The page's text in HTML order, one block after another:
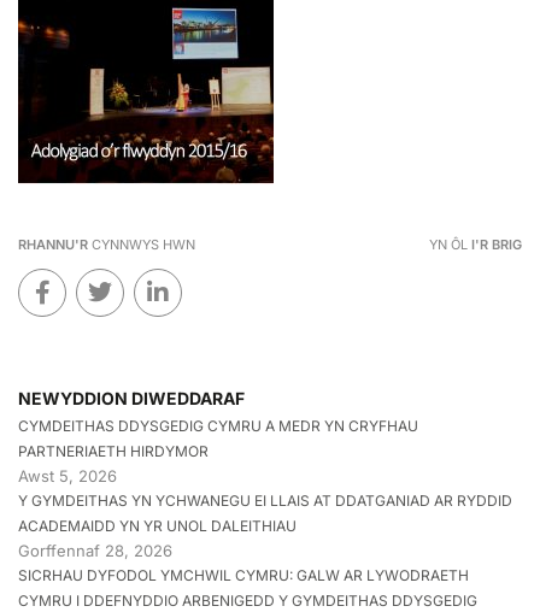
RHANNU'R CYNNWYS HWN YN ÔL I'R BRIG
NEWYDDION DIWEDDARAF
CYMDEITHAS DDYSGEDIG CYMRU A MEDR YN CRYFHAU
PARTNERIAETH HIRDYMOR
Awst 5, 2026
Y GYMDEITHAS YN YCHWANEGU EI LLAIS AT DDATGANIAD AR RYDDID
ACADEMAIDD YN YR UNOL DALEITHIAU
Gorffennaf 28, 2026
SICRHAU DYFODOL YMCHWIL CYMRU: GALW AR LYWODRAETH
CYMRU I DDEFNYDDIO ARBENIGEDD Y GYMDEITHAS DDYSGEDIG